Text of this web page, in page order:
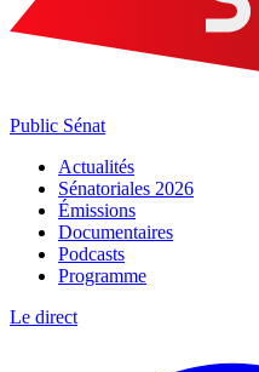
Public Sénat
Actualités
Sénatoriales 2026
Émissions
Documentaires
Podcasts
Programme
Le direct